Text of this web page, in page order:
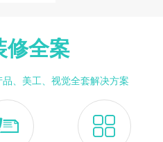
修全案
、美工、视觉全套解决方案